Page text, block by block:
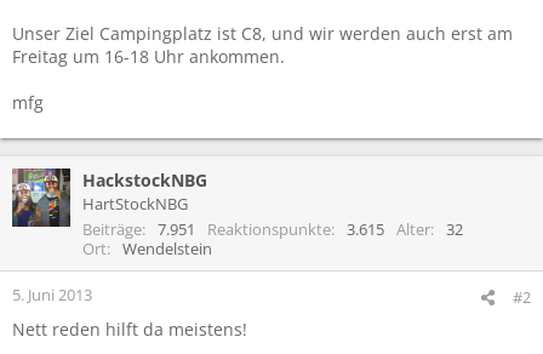
Unser Ziel Campingplatz ist C8, und wir werden auch erst am
Freitag um 16-18 Uhr ankommen.
mfg
HackstockNBG
HartStockNBG
Beiträge
7.951 Reaktionspunkte 3.615 Alter
32
Ort
Wendelstein
5. Juni 2013 #2
Nett reden hilft da meistens!